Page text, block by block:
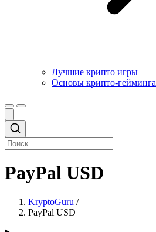
Лучшие крипто игры
Основы крипто-гейминга
PayPal USD
KryptoGuru /
PayPal USD